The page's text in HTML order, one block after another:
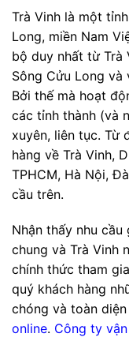
Trà Vinh là một
Long, miền Nam
bộ duy nhất từ Trà
Sông Cửu Long
Bởi thế mà hoạt
các tỉnh thành (và
xuyên, liên tục. Từ
hàng về Trà Vinh,
TPHCM, Hà Nội,
cầu trên.
Nhận thấy nhu
chung và Trà Vinh
chính thức tham
quý khách hàng
chóng và toàn
online. Công ty